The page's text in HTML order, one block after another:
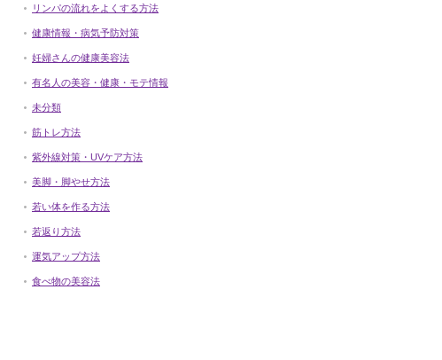
リンパの流れをよくする方法
健康情報・病気予防対策
妊婦さんの健康美容法
有名人の美容・健康・モテ情報
未分類
筋トレ方法
紫外線対策・UVケア方法
美脚・脚やせ方法
若い体を作る方法
若返り方法
運気アップ方法
食べ物の美容法